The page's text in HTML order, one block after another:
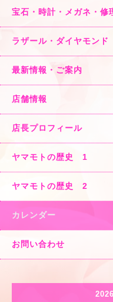
宝石・時計・メガネ
ラザール・ダイヤモンド
最新情報・ご案内
店舗情報
店長プロフィール
ヤマモトの歴史 1
ヤマモトの歴史 2
カレンダー
お問い合わせ